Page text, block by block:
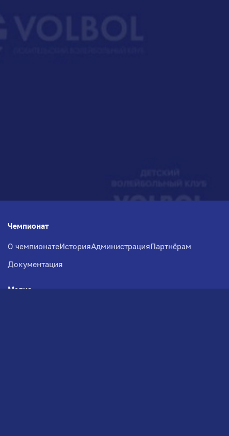
Чемпионат
О чемпионатеИсторияАдминистрацияПартнёрам
Документация
Медиа